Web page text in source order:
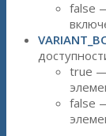
false
true —
false